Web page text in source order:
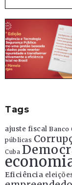
Tags
ajuste fiscal Banco
públicas
Cuba
Eficiência